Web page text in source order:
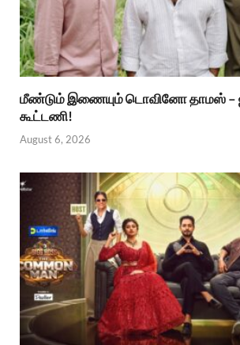
மீண்டும் இணையும் டொவினோ தாமஸ் –
கூட்டணி!
August 6, 2026